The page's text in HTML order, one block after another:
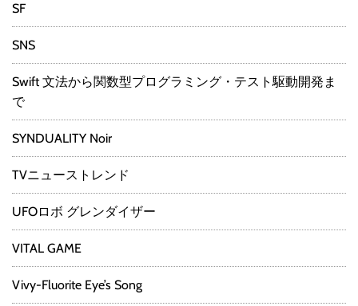
SF
SNS
Swift 文法から関数型プログラミング・テスト駆動開発ま
で
SYNDUALITY Noir
TVニューストレンド
UFOロボ グレンダイザー
VITAL GAME
Vivy-Fluorite Eye’s Song